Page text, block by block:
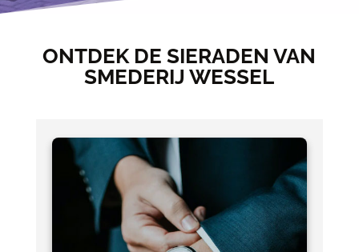
ONTDEK DE SIERADEN VAN
SMEDERIJ WESSEL